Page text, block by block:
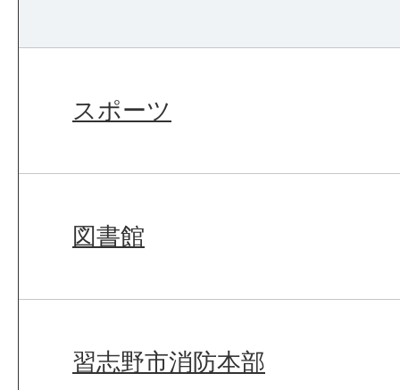
スポーツ
図書館
習志野市消防本部